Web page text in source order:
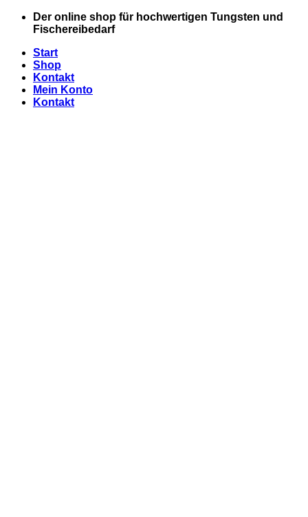
Zum
Der online shop für hochwertigen Tungsten und
Fischereibedarf
Start
Shop
Kontakt
Mein Konto
Kontakt